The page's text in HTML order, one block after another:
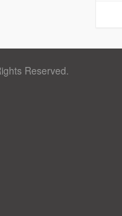
Reserved.